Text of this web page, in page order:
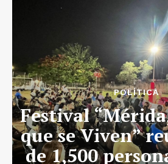
POLÍTICA
Festival
que se Viven”
de 1,500